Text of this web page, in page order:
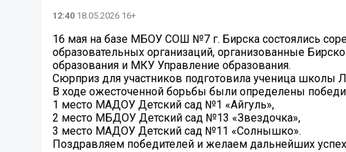
12:40 18.05.2026 16+
16 мая на базе МБОУ СОШ №7 г. Бирска состоялись
образовательных организаций, организованные
образования и МКУ Управление образования.
Сюрприз для участников подготовила ученица школы
В ходе ожесточенной борьбы были определены
1 место МАДОУ Детский сад №1 «Айгуль»,
2 место МБДОУ Детский сад №13 «Звездочка»,
3 место МАДОУ Детский сад №11 «Солнышко».
Поздравляем победителей и желаем дальнейших